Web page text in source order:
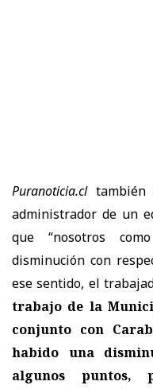
Puranoticia.cltambién
administrador de un
que “nosotros
disminución con
ese sentido, el
trabajo de la
conjunto con
habido una
algunos